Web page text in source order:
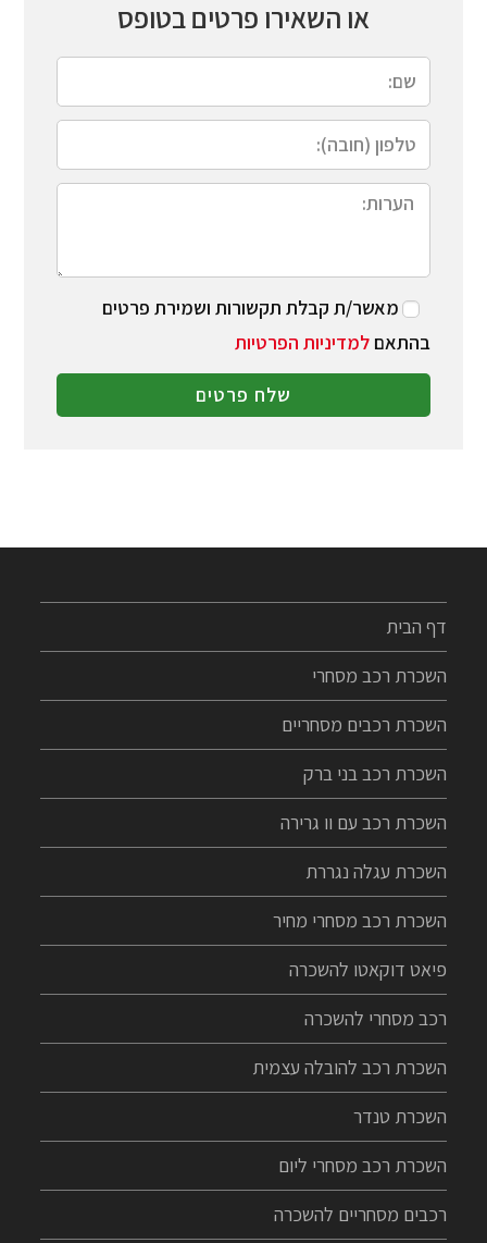
או השאירו פרטים בטופס
מאשר/ת קבלת תקשורות ושמירת פרטים
בהתאםלמדיניות הפרטיות
שלח פרטים
דף הבית
השכרת רכב מסחרי
השכרת רכבים מסחריים
השכרת רכב בני ברק
השכרת רכב עם וו גרירה
השכרת עגלה נגררת
השכרת רכב מסחרי מחיר
פיאט דוקאטו להשכרה
רכב מסחרי להשכרה
השכרת רכב להובלה עצמית
השכרת טנדר
השכרת רכב מסחרי ליום
רכבים מסחריים להשכרה